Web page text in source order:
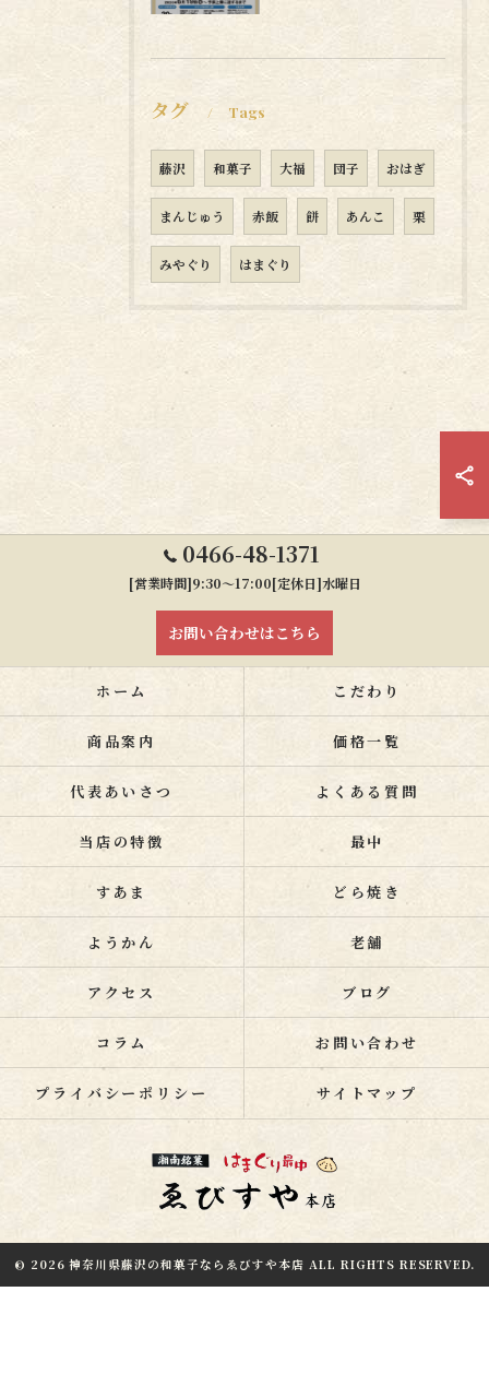
タグ Tags
藤沢 和菓子 大福 団子 おはぎ
まんじゅう 赤飯 餅 あんこ 栗
みやぐり はまぐり
0466-48-1371
[営業時間]9:30～17:00[定休日]水曜日
お問い合わせはこちら
ホーム こだわり
商品案内 価格一覧
代表あいさつ よくある質問
当店の特徴 最中
すあま どら焼き
ようかん 老舗
アクセス ブログ
コラム お問い合わせ
プライバシーポリシー サイトマップ
© 2026 神奈川県藤沢の和菓子ならゑびすや本店 ALL RIGHTS RESERVED.